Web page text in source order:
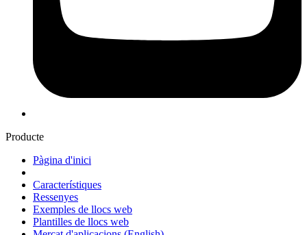
Producte
Pàgina d'inici
Característiques
Ressenyes
Exemples de llocs web
Plantilles de llocs web